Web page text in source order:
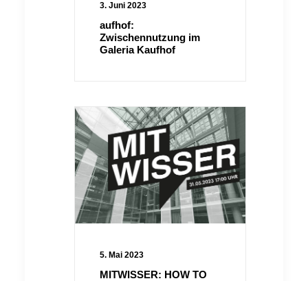
3. Juni 2023
aufhof:
Zwischennutzung im
Galeria Kaufhof
5. Mai 2023
MITWISSER: HOW TO